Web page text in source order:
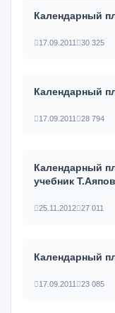
Календарный
17.09.2011 30 325
Календарный
17.09.2011 28 794
Календарный
учебник
25.11.2012 27 011
Календарный
17.09.2011 23 085